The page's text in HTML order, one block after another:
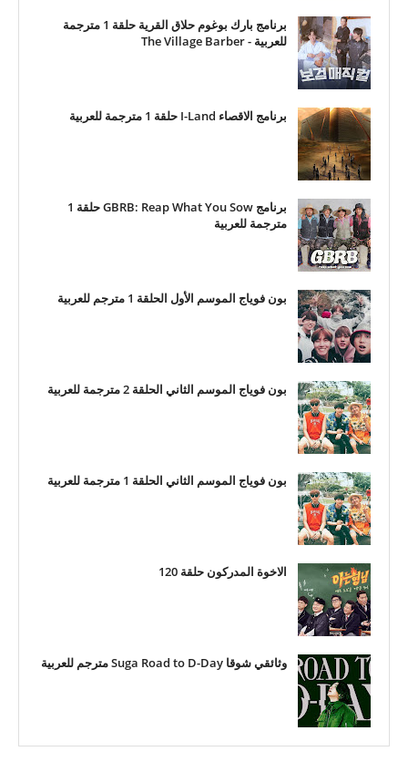
برنامج بارك بوغوم حلاق القرية حلقة 1 مترجمة
للعربية - The Village Barber
برنامج الاقصاء I-Land حلقة 1 مترجمة للعربية
برنامج GBRB: Reap What You Sow حلقة 1
مترجمة للعربية
بون فوياج الموسم الأول الحلقة 1 مترجم للعربية
بون فوياج الموسم الثاني الحلقة 2 مترجمة للعربية
بون فوياج الموسم الثاني الحلقة 1 مترجمة للعربية
الاخوة المدركون حلقة 120
وثائقي شوقا Suga Road to D-Day مترجم للعربية